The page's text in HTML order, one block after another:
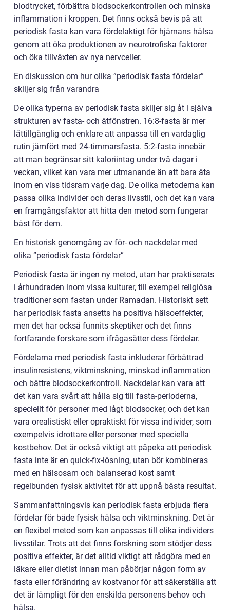
blodtrycket, förbättra blodsockerkontrollen och minska
inflammation i kroppen. Det finns också bevis på att
periodisk fasta kan vara fördelaktigt för hjärnans hälsa
genom att öka produktionen av neurotrofiska faktorer
och öka tillväxten av nya nervceller.
En diskussion om hur olika ”periodisk fasta fördelar”
skiljer sig från varandra
De olika typerna av periodisk fasta skiljer sig åt i själva
strukturen av fasta- och ätfönstren. 16:8-fasta är mer
lättillgänglig och enklare att anpassa till en vardaglig
rutin jämfört med 24-timmarsfasta. 5:2-fasta innebär
att man begränsar sitt kaloriintag under två dagar i
veckan, vilket kan vara mer utmanande än att bara äta
inom en viss tidsram varje dag. De olika metoderna kan
passa olika individer och deras livsstil, och det kan vara
en framgångsfaktor att hitta den metod som fungerar
bäst för dem.
En historisk genomgång av för- och nackdelar med
olika ”periodisk fasta fördelar”
Periodisk fasta är ingen ny metod, utan har praktiserats
i århundraden inom vissa kulturer, till exempel religiösa
traditioner som fastan under Ramadan. Historiskt sett
har periodisk fasta ansetts ha positiva hälsoeffekter,
men det har också funnits skeptiker och det finns
fortfarande forskare som ifrågasätter dess fördelar.
Fördelarna med periodisk fasta inkluderar förbättrad
insulinresistens, viktminskning, minskad inflammation
och bättre blodsockerkontroll. Nackdelar kan vara att
det kan vara svårt att hålla sig till fasta-perioderna,
speciellt för personer med lågt blodsocker, och det kan
vara orealistiskt eller opraktiskt för vissa individer, som
exempelvis idrottare eller personer med speciella
kostbehov. Det är också viktigt att påpeka att periodisk
fasta inte är en quick-fix-lösning, utan bör kombineras
med en hälsosam och balanserad kost samt
regelbunden fysisk aktivitet för att uppnå bästa resultat.
Sammanfattningsvis kan periodisk fasta erbjuda flera
fördelar för både fysisk hälsa och viktminskning. Det är
en flexibel metod som kan anpassas till olika individers
livsstilar. Trots att det finns forskning som stödjer dess
positiva effekter, är det alltid viktigt att rådgöra med en
läkare eller dietist innan man påbörjar någon form av
fasta eller förändring av kostvanor för att säkerställa att
det är lämpligt för den enskilda personens behov och
hälsa.